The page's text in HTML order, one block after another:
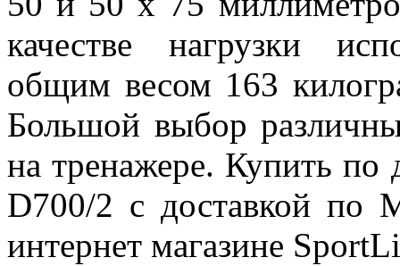
качестве нагрузки
общим весом 163
Большой выбор
на тренажере. Купить по
D700/2 с доставкой по
интернет магазине